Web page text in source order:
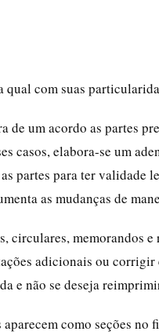
qual com suas
de um acordo as partes
casos, elabora-se um
partes para ter validade
as mudanças de
circulares, memorandos e
adicionais ou corrigir
e não se deseja
como seções no